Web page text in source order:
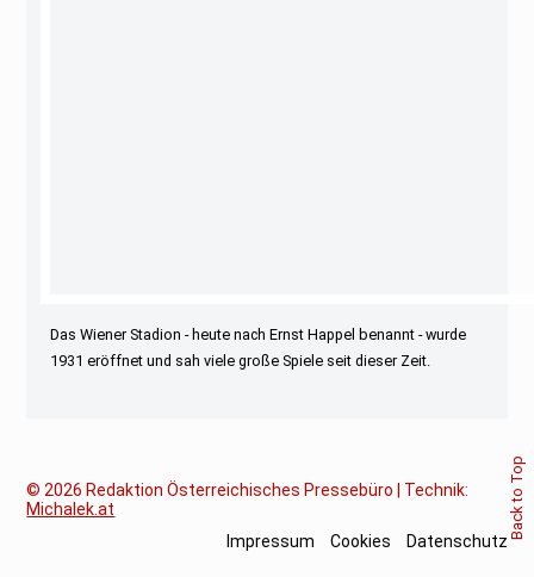
Das Wiener Stadion - heute nach Ernst Happel benannt - wurde
1931 eröffnet und sah viele große Spiele seit dieser Zeit.
© 2026 Redaktion Österreichisches Pressebüro | Technik:
Michalek.at
Impressum
Cookies Datenschutz
Back to Top